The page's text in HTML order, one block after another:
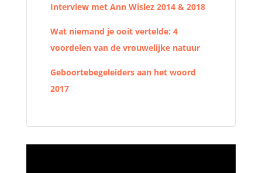
Interview met Ann Wislez 2014 & 2018
Wat niemand je ooit vertelde: 4
voordelen van de vrouwelijke natuur
Geboortebegeleiders aan het woord
2017